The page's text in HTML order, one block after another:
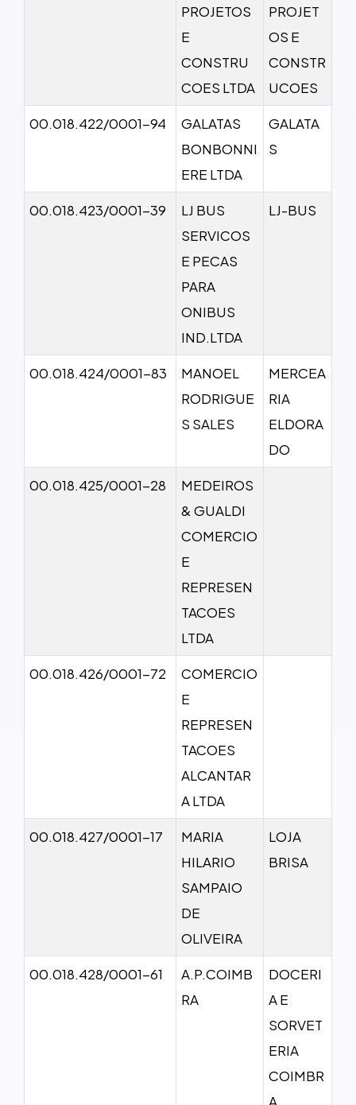
PROJETOS
E
CONSTRU
COES LTDA
PROJET
OS E
CONSTR
UCOES
00.018.422/0001-94
GALATAS
BONBONNI
ERE LTDA
GALATA
S
00.018.423/0001-39
LJ BUS
SERVICOS
E PECAS
PARA
ONIBUS
IND.LTDA
LJ-BUS
00.018.424/0001-83
MANOEL
RODRIGUE
S SALES
MERCEA
RIA
ELDORA
DO
00.018.425/0001-28
MEDEIROS
& GUALDI
COMERCIO
E
REPRESEN
TACOES
LTDA
00.018.426/0001-72
COMERCIO
E
REPRESEN
TACOES
ALCANTAR
A LTDA
00.018.427/0001-17
MARIA
HILARIO
SAMPAIO
DE
OLIVEIRA
LOJA
BRISA
00.018.428/0001-61
A.P.COIMB
RA
DOCERI
A E
SORVET
ERIA
COIMBR
A